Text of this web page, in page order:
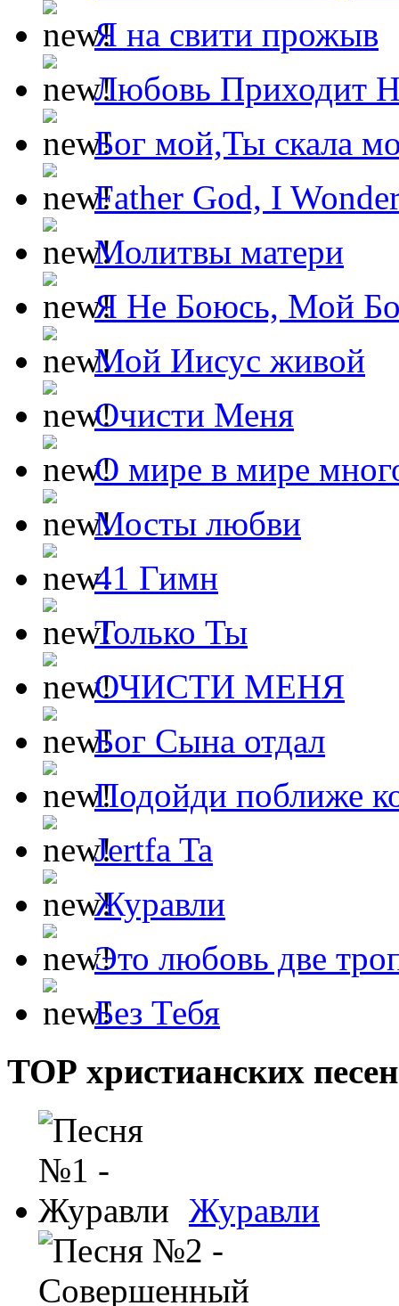
Я на свити прожыв
Любовь Приходит
Бог мой,Ты скала
Father God, I
Молитвы матери
Я Не Боюсь, Мой
Мой Иисус живой
Очисти Меня
О мире в мире
Мосты любви
41 Гимн
Только Ты
ОЧИСТИ МЕНЯ
Бог Сына отдал
Подойди поближе
Jertfa Ta
Журавли
Это любовь две
Без Тебя
ТОР христианских песен
Журавли